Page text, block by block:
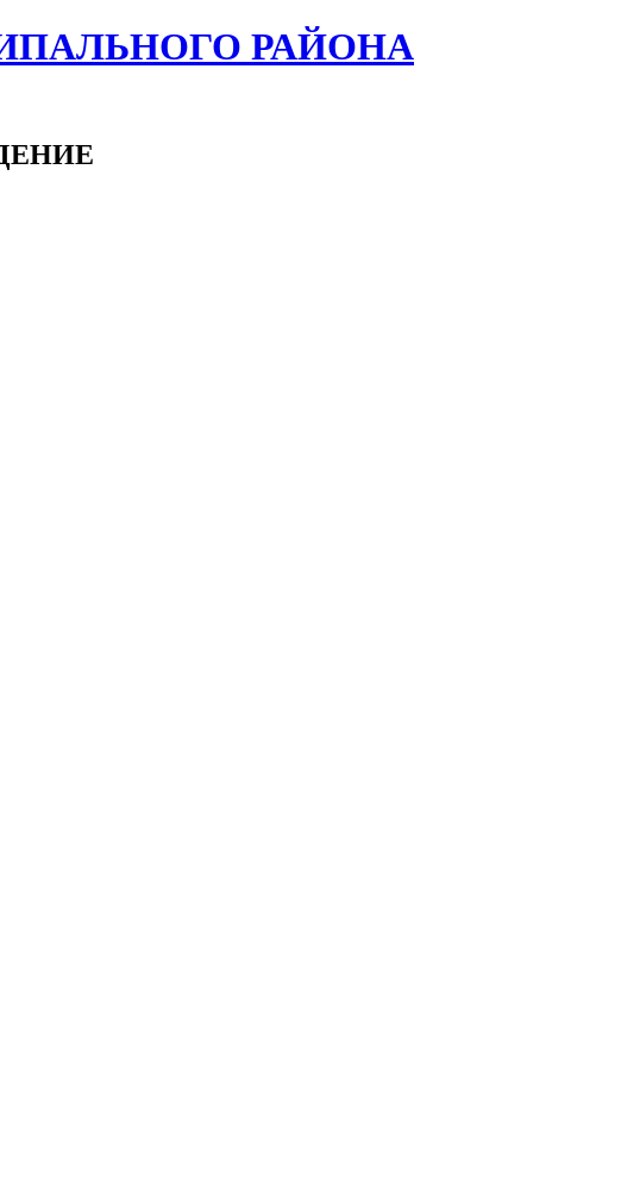
РАЙОНА